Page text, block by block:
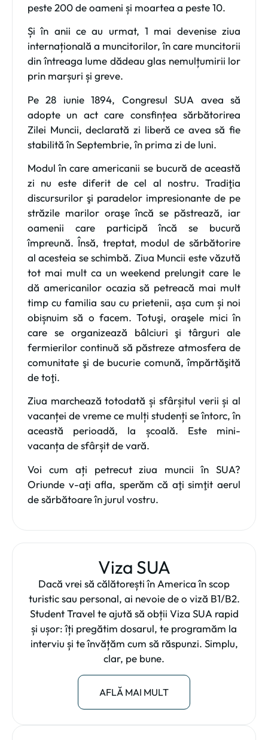
Viza SUA
Dacă vrei să călătorești în America în scop
turistic sau personal, ai nevoie de o viză B1/B2.
Student Travel te ajută să obții Viza SUA rapid
și ușor: îți pregătim dosarul, te programăm la
interviu și te învățăm cum să răspunzi. Simplu,
clar, pe bune.
AFLĂ MAI MULT
peste 200 de oameni și moartea a peste 10.
Și în anii ce au urmat, 1 mai devenise ziua
internațională a muncitorilor, în care muncitorii
din întreaga lume dădeau glas nemulțumirii lor
prin marșuri și greve.
Pe28 iunie 1894, Congresul SUA avea să
adopte un act care consfințea sărbătorirea
Zilei Muncii, declarată zi liberă ce avea să fie
stabilită în Septembrie, în prima zi de luni.
Modul în care americanii se bucură de această
zi nu este diferit de cel al nostru. Tradiţia
discursurilor şi paradelor impresionante de pe
străzile marilor oraşe încă se păstrează, iar
oamenii care participă încă se bucură
împreună. Însă, treptat, modul de sărbătorire
al acesteia se schimbă. Ziua Muncii este văzută
tot mai mult ca un weekend prelungit care le
dă americanilor ocazia să petreacă mai mult
timp cu familia sau cu prietenii, așa cum și noi
obișnuim să o facem. Totuşi, oraşele mici în
care se organizează bâlciuri şi târguri ale
fermierilor continuă să păstreze atmosfera de
comunitate şi de bucurie comună, împărtăşită
de toţi.
Ziua marchează totodată și sfârșitul verii și al
vacanței de vreme ce mulți studenți se întorc, în
această perioadă, la școală. Este mini-
vacanța de sfârșit de vară.
Voi cum ați petrecut ziua muncii în SUA?
Oriunde v-aţi afla, sperăm că aţi simţit aerul
de sărbătoare în jurul vostru.